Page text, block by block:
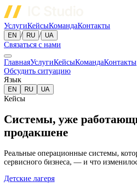
УслугиКейсыКомандаКонтакты
EN / RU / UA
Связаться с нами
ГлавнаяУслугиКейсыКомандаКонтакты
Обсудить ситуацию
Язык
EN RU UA
Кейсы
Системы, уже
продакшене
Реальные операционные системы,
сервисного бизнеса, — и что
Детские лагеря